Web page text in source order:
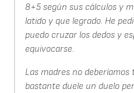
8+5 según sus cálculos y
latido y que legrado. He
puedo cruzar los dedos y
equivocarse.
Las madres no
bastante duele un duelo